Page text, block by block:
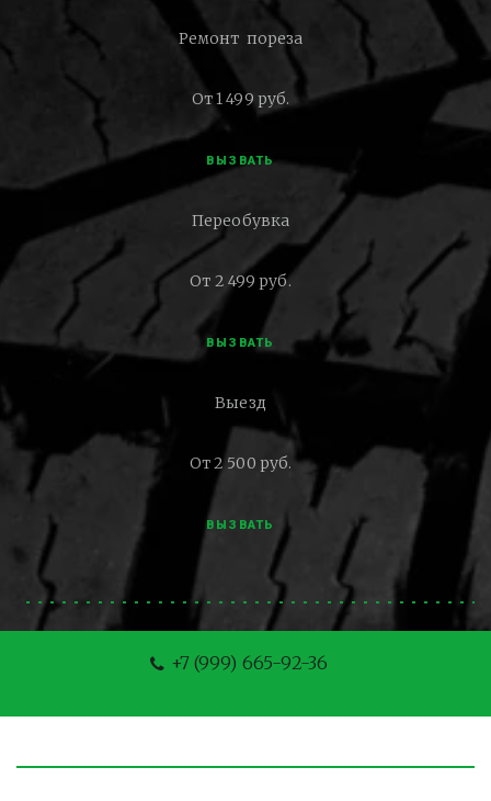
Ремонт пореза
От 1 499 руб.
ВЫЗВАТЬ
Переобувка
От 2 499 руб.
ВЫЗВАТЬ
Выезд
От 2 500 руб.
ВЫЗВАТЬ
+7 (999) 665-92-36